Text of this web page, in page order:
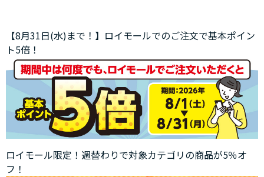
【8月31日(水)まで！】ロイモールでのご注文で基本ポイン
ト5倍！
ロイモール限定！週替わりで対象カテゴリの商品が5％オ
フ！